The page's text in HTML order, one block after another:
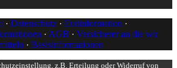
· Datenschutz · Erstinformation ·
· AGB · Versicherer an die wir
· Basisinformationen
z.B. Erteilung oder Widerruf von